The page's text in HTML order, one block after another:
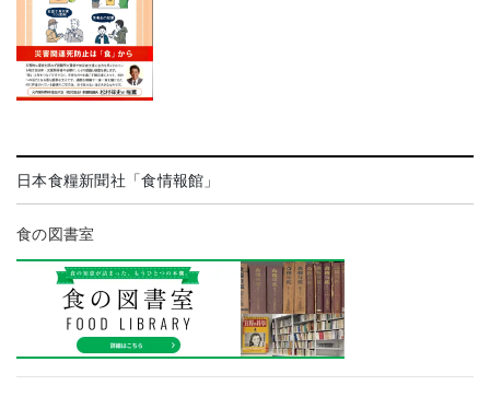
日本食糧新聞社「食情報館」
食の図書室